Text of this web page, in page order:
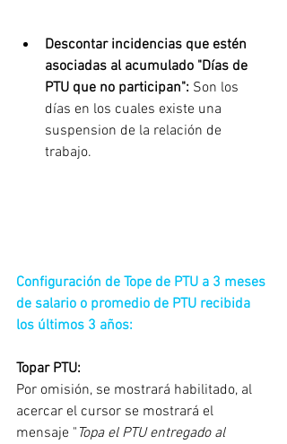
Descontar incidencias que estén
asociadas al acumulado "Días de
PTU que no participan": Son los
días en los cuales existe una
suspension de la relación de
trabajo.
Configuración de Tope de PTU a 3 meses
de salario o promedio de PTU recibida
los últimos 3 años:
Topar PTU:
Por omisión, se mostrará habilitado, al
acercar el cursor se mostrará el
mensaje " Topa el PTU entregado al